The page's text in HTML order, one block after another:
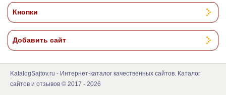
Кнопки
Добавить сайт
KatalogSajtov.ru - Интернет-каталог качественных сайтов. Каталог
сайтов и отзывов © 2017 - 2026